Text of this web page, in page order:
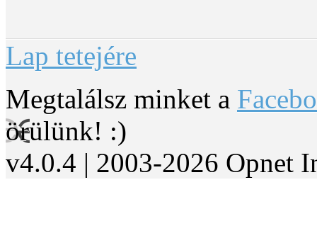
Lap tetejére
Megtalálsz minket a
örülünk! :)
v4.0.4 | 2003-2026 Opnet